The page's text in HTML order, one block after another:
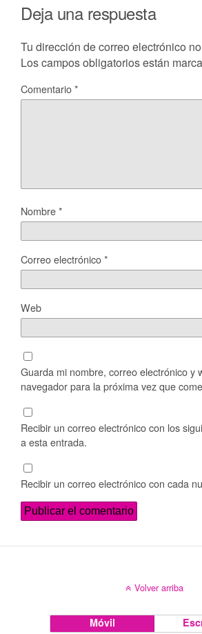
Deja una respuesta
Tu dirección de correo electrónico
Los campos obligatorios están
Comentario*
Nombre*
Correo electrónico*
Web
Guarda mi nombre, correo electrónico y
navegador para la próxima vez que
Recibir un correo electrónico con los
a esta entrada.
Recibir un correo electrónico con cada
Volver arriba
Móvil